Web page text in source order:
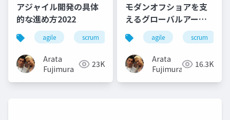
アジャイル開発の具体
的な進め方2022
agile scrum vietnam modern-offshore
Arata
Fujimura
23K
モダンオフショアを支
えるグローバルアーキ
テクト 〜私がオフショ
アに取り組んでいる理
由〜
agile scrum
Arata
Fujimura
16.3K